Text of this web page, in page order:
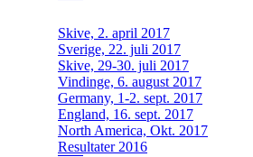
Skive, 2. april 2017
Sverige, 22. juli 2017
Skive, 29-30. juli 2017
Vindinge, 6. august 2017
Germany, 1-2. sept. 2017
England, 16. sept. 2017
North America, Okt. 2017
Resultater 2016